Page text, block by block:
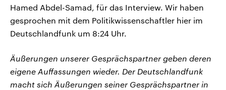
Hamed Abdel-Samad, für das Interview. Wir haben
gesprochen mit dem Politikwissenschaftler hier im
Deutschlandfunk um 8:24 Uhr.
Äußerungen unserer Gesprächspartner geben deren
eigene Auffassungen wieder. Der Deutschlandfunk
macht sich Äußerungen seiner Gesprächspartner in